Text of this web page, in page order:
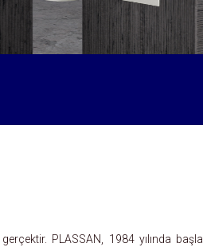
PLASSAN, 1984 yılında